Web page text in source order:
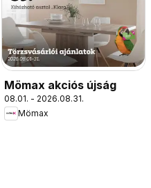
Mömax akciós újság
08.01. - 2026.08.31.
Mömax